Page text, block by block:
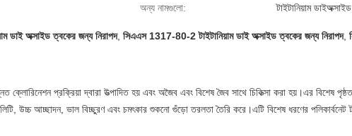
অন্য নামগুলো: টাইটানিয়াম ডাইঅক্সাইড
ডাই অক্সাইড ত্বকের জন্য নিরাপদ, সিএএস 1317-80-2 টাইটানিয়াম ডাই অক্সাইড ত্বকের জন্য নিরাপদ,
প্রক্রিয়া দ্বারা উত্পাদিত হয় এবং অজৈব এবং বিশেষ জৈব সাথে চিকিত্সা করা হয়।এর বিশেষ
উচ্চ আচ্ছাদন, ভাল বিচ্ছুরণ এবং চমৎকার শুকনো গুঁড়ো তরলতা তৈরি করে।এটি বিশেষ ধরণের পলিকার্বনেট